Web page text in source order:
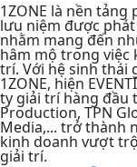
1ZONE là nền
lưu niệm được phát
nhằm mang đến
hâm mộ trong việc
trí. Với hệ sinh thái
1ZONE, hiện
ty giải trí hàng đầu
Production, TPN
Media,... trở thành
kinh doanh vượt
giải trí.